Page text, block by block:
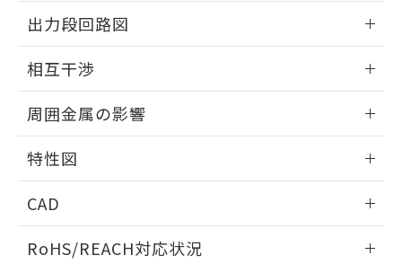
外形図
出力段回路図
出力段回路図
相互干渉
相互干渉
周囲金属の影響
周囲金属の影響
特性図
検出物体の大きさと材質による影響
CAD
ドすることができます。
RoHS/REACH対応状況
※当社の共同利用者とは、"個人情報
の共同利用に関して"
用者の範囲」に記載されている法人を
51物質の非含有証明書（当社基準）
※本証明書は発行日時点で非含有を証明す
ものではありません。
また、RoHS指令のフタル酸エステル類４
物質の対応では、対応完了までの期間は出
欄に対応日を記載しておりました。
既に当社にて対応品への在庫切替を完了
していることから、特段のことがない限
す。